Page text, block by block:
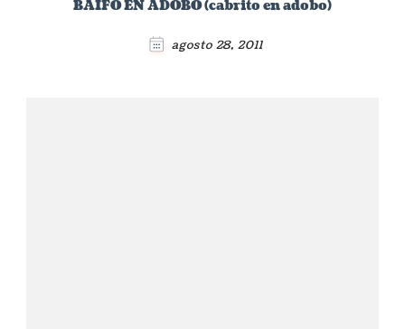
BAIFO EN ADOBO (cabrito en adobo)
agosto 28, 2011